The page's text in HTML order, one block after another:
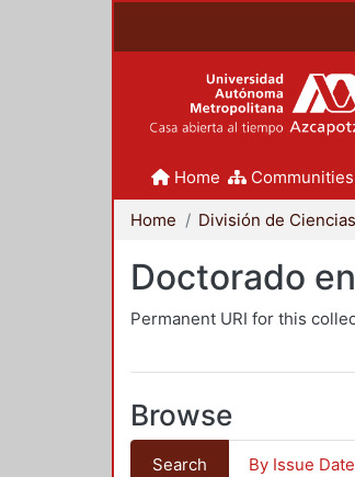
Home
Home
Doctorado
Permanent URI for this
Browse
Search By Issue Date